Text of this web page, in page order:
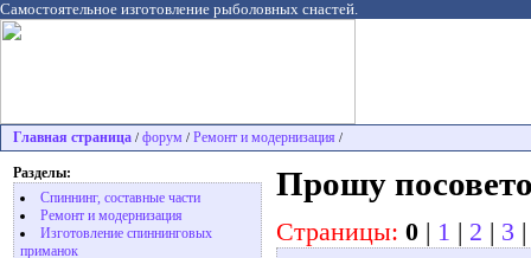
Самостоятельное изготовление рыболовных снастей.
Главная страница / форум / Ремонт и модернизация /
Разделы:
Спиннинг, составные части
Ремонт и модернизация
Изготовление спиннинговых
приманок
Прошу
Страницы: 0 | 1 | 2 | 3